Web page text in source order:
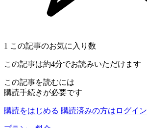
1 この記事のお気に入り数
この記事は約4分でお読みいただけます
この記事を読むには
購読手続きが必要です
購読をはじめる 購読済みの方はログイン